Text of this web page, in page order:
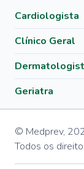
Cardiologista
Clínico Geral
Geriatra
© Medprev,
Todos os